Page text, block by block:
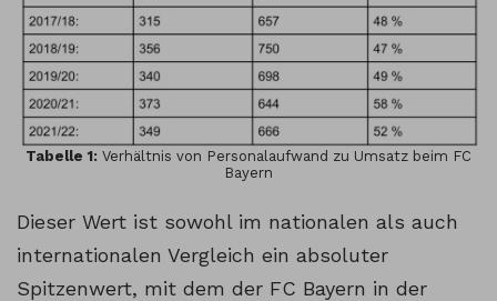
Tabelle 1: Verhältnis von Personalaufwand zu Umsatz beim FC
Bayern
Dieser Wert ist sowohl im nationalen als auch
internationalen Vergleich ein absoluter
Spitzenwert, mit dem der FC Bayern in der